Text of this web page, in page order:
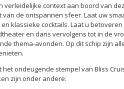
verleidelijke context aan boord van
van de ontspannen sfeer. Laat uw
klassieke cocktails. Laat u
en dans vervolgens tot in de
thema-avonden. Op dit schip zijn
het ondeugende stempel van Bliss
zijn onder andere: